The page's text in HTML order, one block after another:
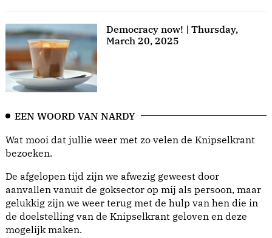
Democracy now! | Thursday,
March 20, 2025
EEN WOORD VAN NARDY
Wat mooi dat jullie weer met zo velen de Knipselkrant
bezoeken.
De afgelopen tijd zijn we afwezig geweest door
aanvallen vanuit de goksector op mij als persoon, maar
gelukkig zijn we weer terug met de hulp van hen die in
de doelstelling van de Knipselkrant geloven en deze
mogelijk maken.